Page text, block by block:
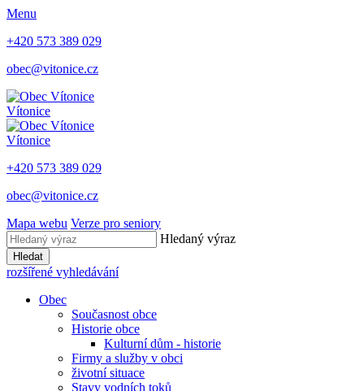
Menu
+420 573 389 029
obec@vitonice.cz
Vítonice
Vítonice
+420 573 389 029
obec@vitonice.cz
Mapa webu Verze pro seniory
Hledaný výraz
Hledat
rozšířené vyhledávání
Obec
Současnost obce
Historie obce
Kulturní dům - historie
Firmy a služby v obci
životní situace
Stavy vodních toků